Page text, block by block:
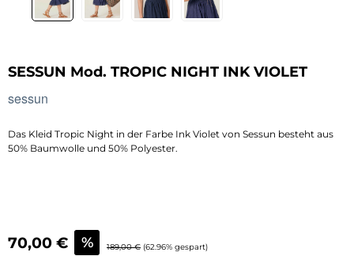
SESSUN Mod. TROPIC NIGHT INK VIOLET
sessun
Das Kleid Tropic Night in der Farbe Ink Violet von Sessun besteht aus
50% Baumwolle und 50% Polyester.
Verkaufspreis:
70,00 € % Regulärer Preis:
189,00 € (62.96% gespart)